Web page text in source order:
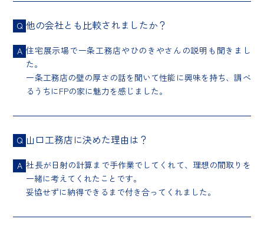
Q 他の会社とも比較されましたか？
A 住宅展示場で一条工務店やひのきやさんの説明も聞きまし
た。
一条工務店の壁の厚さの話を聞いて性能に興味を持ち、調べ
るうちにFPの家に魅力を感じました。
Q 山口工務店に決めた理由は？
A 社長が日射の計算まで手作業でしてくれて、理想の間取りを
一緒に考えてくれたことです。
妥協せずに納得できるまで付き合ってくれました。